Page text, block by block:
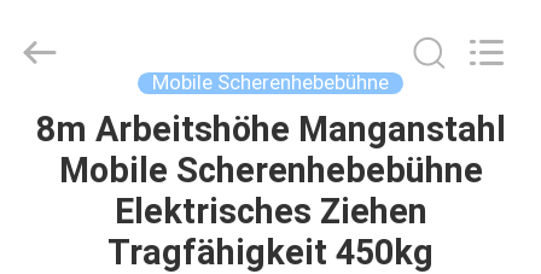
ZU
HAUSE
PRODUKTE
LTD.
Mobile Scherenhebebühne
8m Arbeitshöhe Manganstahl
Mobile Scherenhebebühne
Elektrisches Ziehen
Tragfähigkeit 450kg